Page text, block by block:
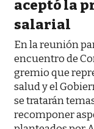
aceptó la
salarial
En la reunión
encuentro de
gremio que
salud y el
se tratarán
recomponer